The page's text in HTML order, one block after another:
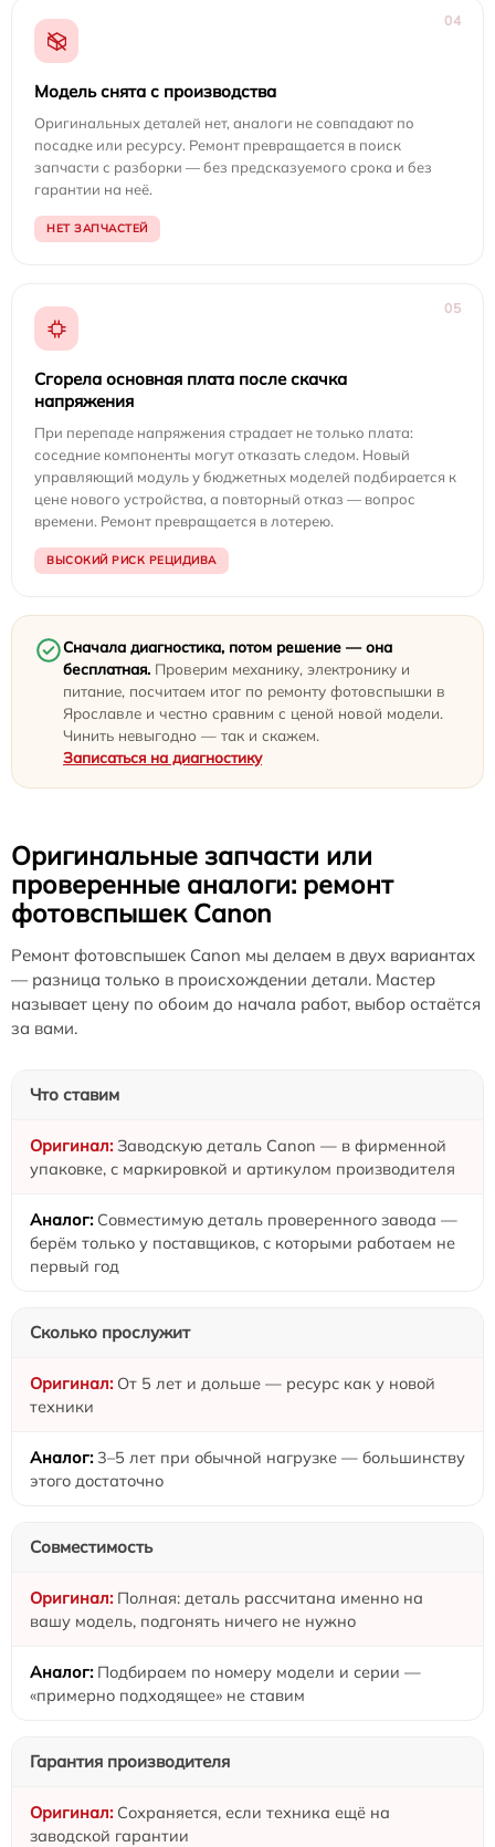
04
Модель снята с производства
Оригинальных деталей нет, аналоги не совпадают по
посадке или ресурсу. Ремонт превращается в поиск
запчасти с разборки — без предсказуемого срока и без
гарантии на неё.
НЕТ ЗАПЧАСТЕЙ
05
Сгорела основная плата после скачка
напряжения
При перепаде напряжения страдает не только плата:
соседние компоненты могут отказать следом. Новый
управляющий модуль у бюджетных моделей подбирается к
цене нового устройства, а повторный отказ — вопрос
времени. Ремонт превращается в лотерею.
ВЫСОКИЙ РИСК РЕЦИДИВА
Сначала диагностика, потом решение — она
бесплатная. Проверим механику, электронику и
питание, посчитаем итог по ремонту фотовспышки в
Ярославле и честно сравним с ценой новой модели.
Чинить невыгодно — так и скажем.
Записаться на диагностику
Оригинальные запчасти или
проверенные аналоги: ремонт
фотовспышек Canon
Ремонт фотовспышек Canon мы делаем в двух вариантах
— разница только в происхождении детали. Мастер
называет цену по обоим до начала работ, выбор остаётся
за вами.
Что ставим
Заводскую деталь Canon — в фирменной
упаковке, с маркировкой и артикулом производителя
Совместимую деталь проверенного завода —
берём только у поставщиков, с которыми работаем не
первый год
Сколько прослужит
От 5 лет и дольше — ресурс как у новой
техники
3–5 лет при обычной нагрузке — большинству
этого достаточно
Совместимость
Полная: деталь рассчитана именно на
вашу модель, подгонять ничего не нужно
Подбираем по номеру модели и серии —
«примерно подходящее» не ставим
Гарантия производителя
Сохраняется, если техника ещё на
заводской гарантии